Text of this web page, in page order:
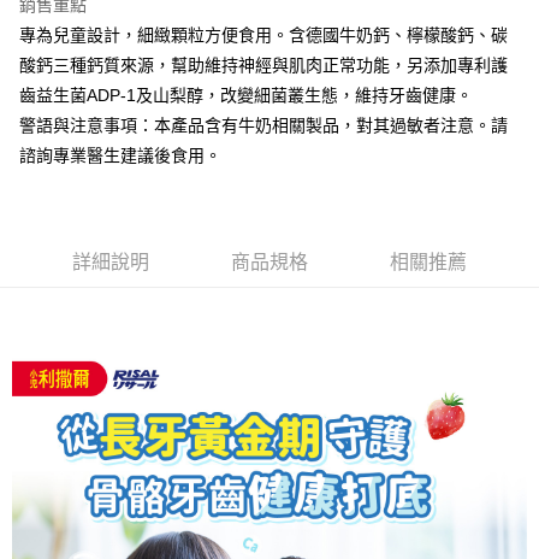
易，需依本服務之必要範圍內提供個人資料，並將交易相關給付款項請求債
權轉讓予恩沛科技股份有限公司。
２．關於個人資料處理事宜，請瀏覽以下網址：
https://aftee.tw/terms/#terms3
３．未成年的使用者請事先徵得法定代理人或監護人之同意方可使用
「AFTEE先享後付」，若未經同意申辦者引起之損失，本公司不負相關責
４．使用「AFTEE先享後付」時，將依據個別帳號之用戶狀況，依本公司即
恩沛科技股份有限公司將有權停止該用戶之使用額度並採取法律行動。
銷售重點
專為兒童設計，細緻顆粒方便食用。含德國牛奶鈣、檸檬酸鈣、碳
酸鈣三種鈣質來源，幫助維持神經與肌肉正常功能，另添加專利護
齒益生菌ADP-1及山梨醇，改變細菌叢生態，維持牙齒健康。
警語與注意事項：本產品含有牛奶相關製品，對其過敏者注意。請
諮詢專業醫生建議後食用。
詳細說明 商品規格 相關推薦